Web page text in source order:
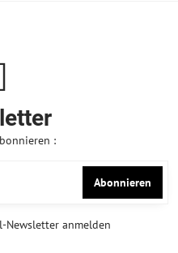
:
Abonnieren
Newsletter anmelden